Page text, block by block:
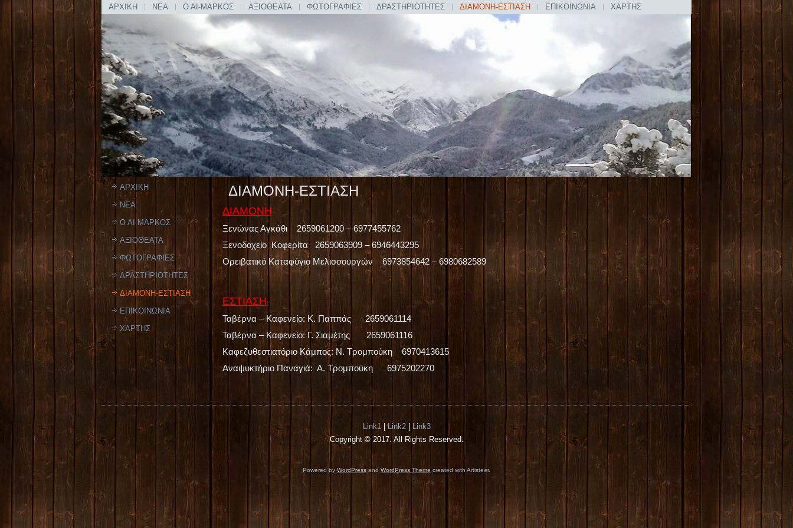
ΑΡΧΙΚΗ ΝΕΑ Ο ΑΙ-ΜΑΡΚΟΣ ΑΞΙΟΘΕΑΤΑ ΦΩΤΟΓΡΑΦΙΕΣ ΔΡΑΣΤΗΡΙΟΤΗΤΕΣ ΔΙΑΜΟΝΗ-ΕΣΤΙΑΣΗ ΕΠΙΚΟΙΝΩΝΙΑ ΧΑΡΤΗΣ
ΑΡΧΙΚΗ
ΝΕΑ
Ο ΑΙ-ΜΑΡΚΟΣ
ΑΞΙΟΘΕΑΤΑ
ΦΩΤΟΓΡΑΦΙΕΣ
ΔΡΑΣΤΗΡΙΟΤΗΤΕΣ
ΔΙΑΜΟΝΗ-ΕΣΤΙΑΣΗ
ΕΠΙΚΟΙΝΩΝΙΑ
ΧΑΡΤΗΣ
ΔΙΑΜΟΝΗ-ΕΣΤΙΑΣΗ
ΔΙΑΜΟΝΗ
Ξενώνας Αγκάθι 2659061200 – 6977455762
Ξενοδοχείο Κοφερίτα 2659063909 – 6946443295
Ορειβατικό Καταφύγιο Μελισσουργών 6973854642 – 6980682589
ΕΣΤΙΑΣΗ
Ταβέρνα – Καφενείο: Κ. Παππάς 2659061114
Ταβέρνα – Καφενείο: Γ. Σιαμέτης 2659061116
Καφεζυθεστιατόριο Κάμπος: Ν. Τρομπούκη 6970413615
Αναψυκτήριο Παναγιά: Α. Τρομπούκη 6975202270
Link1|Link2|
Link3
Copyright © 2017. All Rights Reserved.
Powered by WordPressand WordPress Theme created with Artisteer.